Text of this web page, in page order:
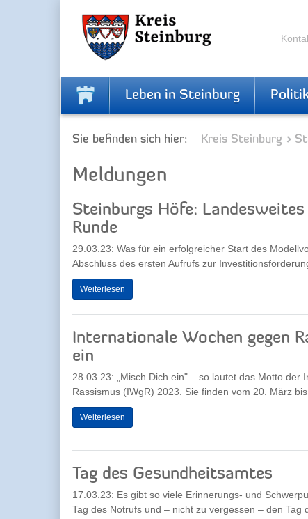
Leben in Steinburg
Sie befinden sich hier: Kreis Steinburg
Meldungen
Steinburgs Höfe:
Runde
29.03.23: Was für ein erfolgreicher Start des
Abschluss des ersten Aufrufs zur
Weiterlesen
Internationale Wochen gegen
ein
28.03.23: „Misch Dich ein" – so lautet das Motto der
Rassismus (IWgR) 2023. Sie finden vom 20. März bis
Weiterlesen
Tag des Gesundheitsamtes
17.03.23: Es gibt so viele Erinnerungs- und
Tag des Notrufs und – nicht zu vergessen – den Tag